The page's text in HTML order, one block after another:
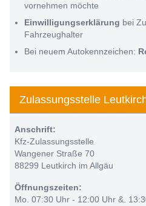
vornehmen möchte
Einwilligungserklärung bei
Fahrzeughalter
Bei neuem Autokennzeichen:
Zulassungsstelle
Anschrift:
Kfz-Zulassungsstelle
Wangener Straße 70
88299 Leutkirch im Allgäu
Öffnungszeiten:
Mo. 07:30 Uhr - 12:00 Uhr &.